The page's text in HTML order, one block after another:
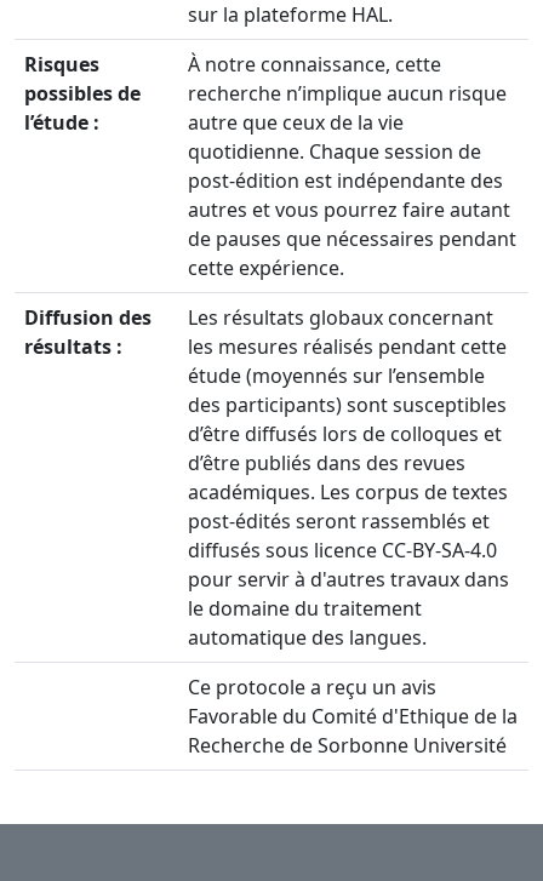
sur la plateforme HAL.
Risques
possibles de
l’étude :
À notre connaissance, cette
recherche n’implique aucun risque
autre que ceux de la vie
quotidienne. Chaque session de
post-édition est indépendante des
autres et vous pourrez faire autant
de pauses que nécessaires pendant
cette expérience.
Diffusion des
résultats :
Les résultats globaux concernant
les mesures réalisés pendant cette
étude (moyennés sur l’ensemble
des participants) sont susceptibles
d’être diffusés lors de colloques et
d’être publiés dans des revues
académiques. Les corpus de textes
post-édités seront rassemblés et
diffusés sous licence CC-BY-SA-4.0
pour servir à d'autres travaux dans
le domaine du traitement
automatique des langues.
Ce protocole a reçu un avis
Favorable du Comité d'Ethique de la
Recherche de Sorbonne Université